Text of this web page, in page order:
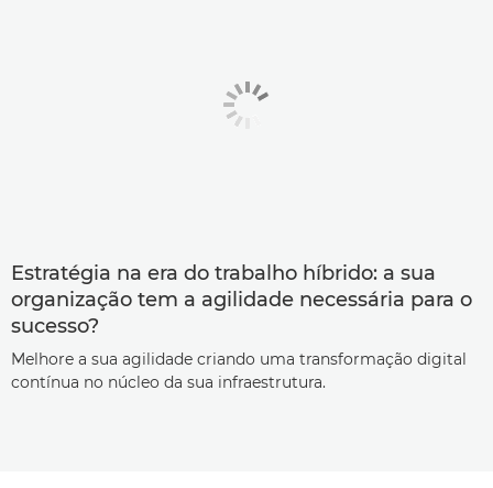
Estratégia na era do trabalho híbrido: a sua
organização tem a agilidade necessária para o
sucesso?
Melhore a sua agilidade criando uma transformação digital
contínua no núcleo da sua infraestrutura.